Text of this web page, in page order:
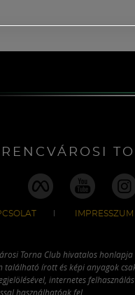
IMPRESSZUM
Torna Club hivatalos honlapja
található írott és képi anyagok
internetes
használhatóak fel.